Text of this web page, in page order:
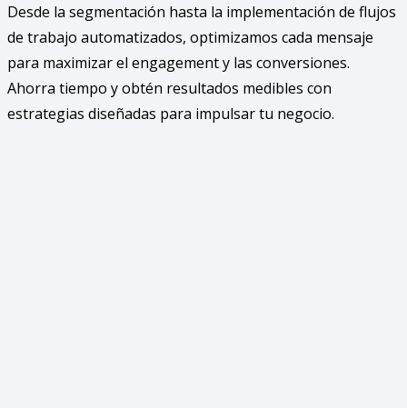
Desde la segmentación hasta la implementación de flujos
de trabajo automatizados, optimizamos cada mensaje
para maximizar el engagement y las conversiones.
Ahorra tiempo y obtén resultados medibles con
estrategias diseñadas para impulsar tu negocio.